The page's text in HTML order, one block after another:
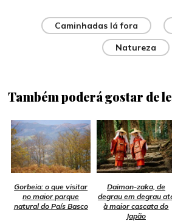
Caminhadas lá fora
Natureza
Também poderá gostar de
Gorbeia: o que visitar
no maior parque
natural do País Basco
Daimon-zaka, de
degrau em degrau
à maior cascata do
Japão